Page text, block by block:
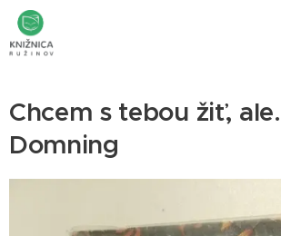
Chcem s tebou žiť,
Domning